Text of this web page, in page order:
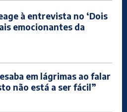
à entrevista no ‘Dois
emocionantes da
em lágrimas ao falar
não está a ser fácil”